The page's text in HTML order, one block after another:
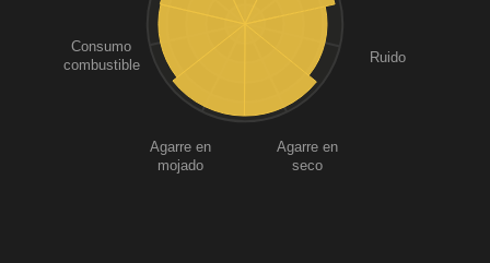
Ruido
Agarre en
seco
Agarre en
mojado
Consumo
combustible